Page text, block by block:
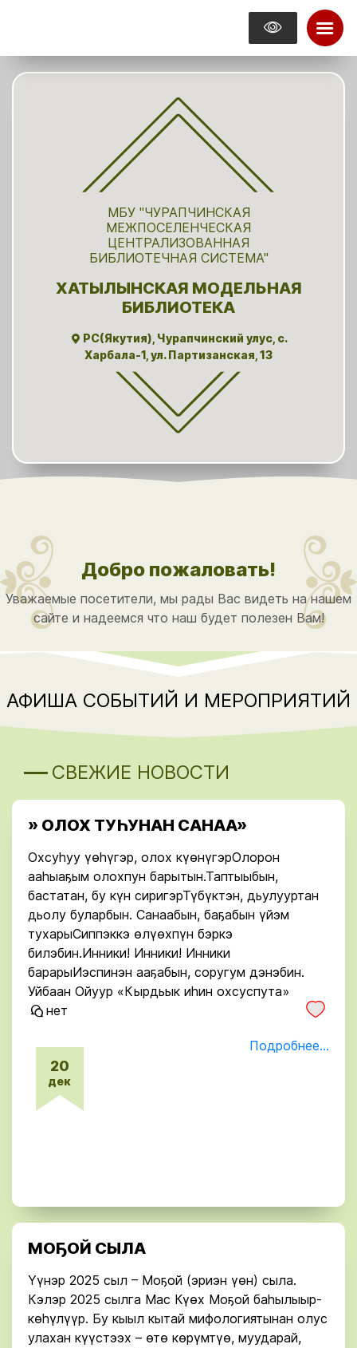
МБУ "ЧУРАПЧИНСКАЯ
МЕЖПОСЕЛЕНЧЕСКАЯ
ЦЕНТРАЛИЗОВАННАЯ
БИБЛИОТЕЧНАЯ СИСТЕМА"
ХАТЫЛЫНСКАЯ МОДЕЛЬНАЯ
БИБЛИОТЕКА
РС(Якутия), Чурапчинский улус, с.
Харбала-1, ул. Партизанская, 13
Добро пожаловать!
Уважаемые посетители, мы рады Вас видеть на нашем
сайте и надеемся что наш будет полезен Вам!
АФИША СОБЫТИЙ И МЕРОПРИЯТИЙ
СВЕЖИЕ НОВОСТИ
20
дек
» ОЛОХ ТУҺУНАН САНАА»
Охсуһуу үөһүгэр, олох күөнүгэрОлорон
ааһыаҕым олохпун барытын.Таптыыбын,
бастатан, бу күн сиригэрТүбүктэн, дьулууртан
дьолу буларбын. Санаабын, баҕабын үйэм
тухарыСиппэккэ өлүөхпүн бэркэ
билэбин.Инники! Инники! Инники
барарыИэспинэн ааҕабын, соругум дэнэбин.
Уйбаан Ойуур «Кырдьык иһин охсуспута»
нет
Подробнее...
МОҔОЙ СЫЛА
Үүнэр 2025 сыл – Моҕой (эриэн үөн) сыла.
Кэлэр 2025 сылга Мас Күөх Моҕой баһылыыр-
көһүлүүр. Бу кыыл кытай мифологиятынан олус
улахан күүстээх – өтө көрүмтүө, муударай,